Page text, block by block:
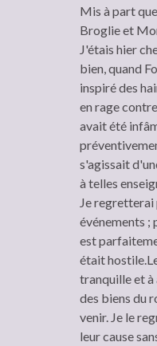
Mis à part
Broglie et
J'étais hier
bien, quand
inspiré des
en rage
avait été
s'agissait
à telles
Je regretterai
événements
est
était
tranquille et à
des biens du
venir. Je le
leur cause